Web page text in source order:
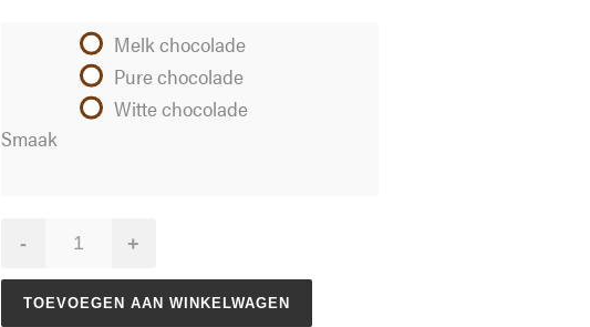
Smaak
Melk chocolade
Pure chocolade
Witte chocolade
Schatkist
aantal
- +
TOEVOEGEN AAN WINKELWAGEN